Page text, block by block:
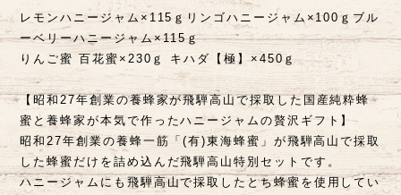
レモンハニージャム×115ｇリンゴハニージャム×100ｇブル
ーベリーハニージャム×115ｇ
りんご蜜 百花蜜×230ｇ キハダ【極】×450ｇ
【昭和27年創業の養蜂家が飛騨高山で採取した国産純粋蜂
蜜と養蜂家が本気で作ったハニージャムの贅沢ギフト】
昭和27年創業の養蜂一筋「(有)東海蜂蜜」が飛騨高山で採取
した蜂蜜だけを詰め込んだ飛騨高山特別セットです。
ハニージャムにも飛騨高山で採取したとち蜂蜜を使用してい